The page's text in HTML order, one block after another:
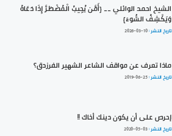
الشيخ احمد الوائلي __ {أَمَّن يُجِيبُ الْمُضْطَرَّ إِذَا دَعَاهُ
وَيَكْشِفُ السُّوءَ}
تاريخ النشر :2026-03-10
ماذا تعرف عن مواقف الشاعر الشهير الفرزدق؟
تاريخ النشر :2019-06-25
إحرص على أن يكون دينك أخاك !!
تاريخ النشر :2020-05-03